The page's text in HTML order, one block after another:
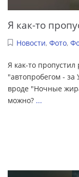
Я как-то
Новости, Фото,
Я как-то
"автопробегом - за
вроде "Ночные
можно? ...